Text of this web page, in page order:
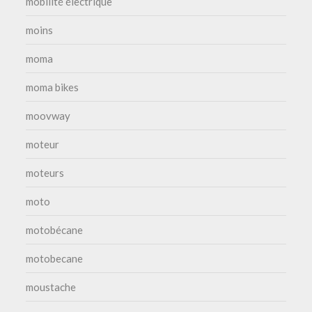
moins
moma
moma bikes
moovway
moteur
moteurs
moto
motobécane
motobecane
moustache